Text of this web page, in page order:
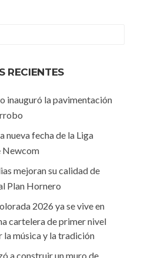
RECIENTES
inauguró la pavimentación
nueva fecha de la Liga
Newcom
mejoran su calidad de
Plan Hornero
2026 ya se vive en
cartelera de primer nivel
la música y la tradición
a construir un muro de